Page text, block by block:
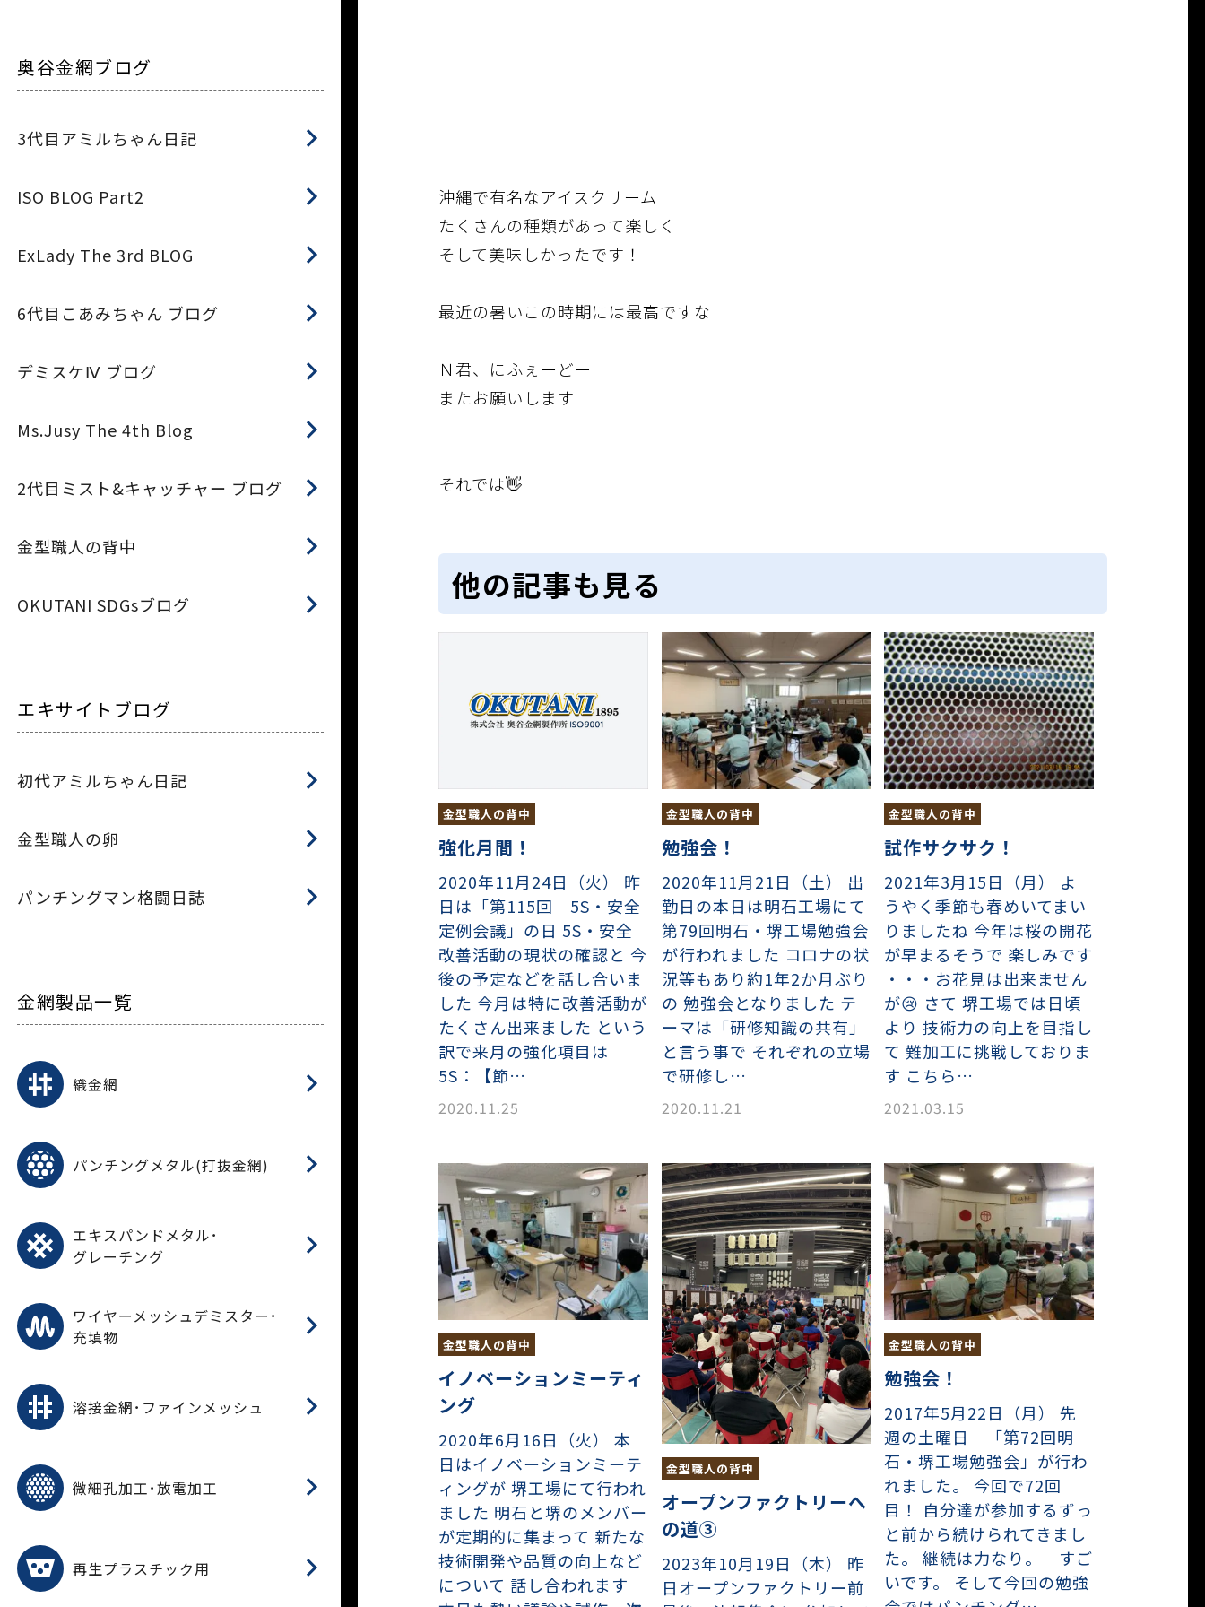
奥谷金網ブログ
3代目アミルちゃん日記
ISO BLOG Part2
ExLady The 3rd BLOG
6代目こあみちゃん ブログ
デミスケⅣ ブログ
Ms.Jusy The 4th Blog
2代目ミスト&キャッチャー ブログ
金型職人の背中
OKUTANI SDGsブログ
エキサイトブログ
初代アミルちゃん日記
金型職人の卵
パンチングマン格闘日誌
金網製品一覧
織金網
平織金網網目一覧表
綾織金網網目一覧表
特殊線材メッシュ網目一覧
マグネステン ®金網
マグネステン ®金網網目一覧表
平畳織金網
綾畳織金網
クリンプ織金網
ロッククリンプ織金網
フラットトップ織金網
(滑面式金網)
トンキャップ織金網
(長目金網)
タイロッド織金網
振動篩用金網について
JIS試験用ふるい
ワイヤーネットコンベヤー
装飾用織金網
ワイヤーゲージ（線番）
織金網加工品
パンチングメタル(打抜金網)
SUPER PUNCHING™
標準金型リスト
在庫リスト
（プラスチックパンチング）
樹脂パンチング™（PVC）
オーダーシート
（炭素繊維強化熱可塑性樹
パンチング™
（X-OPEN AREA
PUNCHING）
グラフィックパンチング
エキスパンドメタル･
グレーチング
エキスパンドメタル
CFRTP EXメッシュ『CF
グレーチング
ワイヤーメッシュデミスター･
充填物
ワイヤーメッシュデミスター
蒸留用填充物
デミスター加工品
溶接金網･ファインメッシュ
ファインメッシュ
ファインメッシュ加工品
微細孔加工･放電加工
電子ビームドリル加工
EBD電子ビームドリル加工
参考データ
多軸同時・微細ドリリング・
ルーター・ザグリ加工(金型レ
レーザースクリーン
再生プラスチック用
再生プラスチック用レーザー
フィルター
造粒機用消耗部品
粉砕機用消耗部品
沖縄で有名なアイスクリーム
たくさんの種類があって楽しく
そして美味しかったです！
最近の暑いこの時期には最高ですな
Ｎ君、にふぇーどー
またお願いします
それでは👋
他の記事も見る
金型職人の背中
強化月間！
2020年11月24日（火） 昨
日は「第115回 5S・安全
定例会議」の日 5S・安全
改善活動の現状の確認と 今
後の予定などを話し合いま
した 今月は特に改善活動が
たくさん出来ました という
訳で来月の強化項目は
5S：【節…
2020.11.25
金型職人の背中
勉強会！
2020年11月21日（土） 出
勤日の本日は明石工場にて
第79回明石・堺工場勉強会
が行われました コロナの状
況等もあり約1年2か月ぶり
の 勉強会となりました テ
ーマは「研修知識の共有」
と言う事で それぞれの立場
で研修し…
2020.11.21
金型職人の背中
試作サクサク！
2021年3月15日（月） よ
うやく季節も春めいてまい
りましたね 今年は桜の開花
が早まるそうで 楽しみです
・・・お花見は出来ません
が😢 さて 堺工場では日頃
より 技術力の向上を目指し
て 難加工に挑戦しておりま
す こちら…
2021.03.15
金型職人の背中
イノベーションミーティ
ング
2020年6月16日（火） 本
日はイノベーションミーテ
ィングが 堺工場にて行われ
ました 明石と堺のメンバー
が定期的に集まって 新たな
技術開発や品質の向上など
について 話し合われます
金型職人の背中
オープンファクトリーへ
の道③
2023年10月19日（木） 昨
日オープンファクトリー前
金型職人の背中
勉強会！
2017年5月22日（月） 先
週の土曜日 「第72回明
石・堺工場勉強会」が行わ
れました。 今回で72回
目！ 自分達が参加するずっ
と前から続けられてきまし
た。 継続は力なり。 すご
いです。 そして今回の勉強